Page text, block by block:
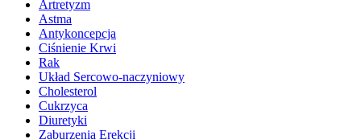
Artretyzm
Astma
Antykoncepcja
Ciśnienie Krwi
Rak
Układ Sercowo-naczyniowy
Cholesterol
Cukrzyca
Diuretyki
Zaburzenia Erekcji